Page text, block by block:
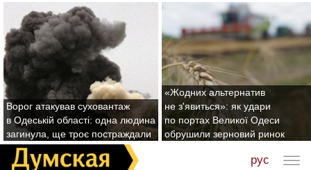
Ворог атакував суховантаж
в Одеській області: одна людина
загинула, ще троє постраждали
«Жодних альтернатив
не з'явиться»: як удари
по портах Великої Одеси
обрушили зерновий ринок
рус